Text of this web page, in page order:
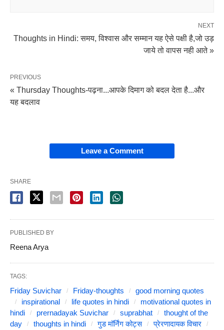
NEXT
Thoughts in Hindi: समय, विश्वास और सम्मान यह ऐसे पक्षी है,जो उड़
जाये तो वापस नही आते »
PREVIOUS
« Thursday Thoughts-पढ़ना...आपके दिमाग को बदल देता है...और
यह बदलाव
Leave a Comment
SHARE
PUBLISHED BY
Reena Arya
TAGS:
Friday Suvichar Friday-thoughts
good morning quotes
inspirational
life quotes in hindi
motivational quotes in
hindi
prernadayak Suvichar suprabhat
thought of the
day
thoughts in hindi गुड मॉर्निंग कोट्स
प्रेरणादायक विचार